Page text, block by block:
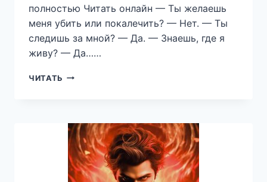
полностью Читать онлайн — Ты желаешь
меня убить или покалечить? — Нет. — Ты
следишь за мной? — Да. — Знаешь, где я
живу? — Да……
ЧИТАТЬ В
ВИКТОРИЯ
ЦВЕТАЕВА